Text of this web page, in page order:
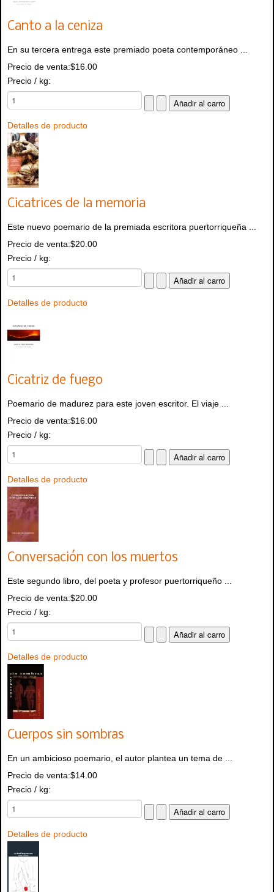
Canto a la ceniza
En su tercera entrega este premiado poeta contemporáneo ...
Precio de venta:$16.00
Precio / kg:
Detalles de producto
Cicatrices de la memoria
Este nuevo poemario de la premiada escritora puertorriqueña ...
Precio de venta:$20.00
Precio / kg:
Detalles de producto
Cicatriz de fuego
Poemario de madurez para este joven escritor. El viaje ...
Precio de venta:$16.00
Precio / kg:
Detalles de producto
Conversación con los muertos
Este segundo libro, del poeta y profesor puertorriqueño ...
Precio de venta:$20.00
Precio / kg:
Detalles de producto
Cuerpos sin sombras
En un ambicioso poemario, el autor plantea un tema de ...
Precio de venta:$14.00
Precio / kg:
Detalles de producto